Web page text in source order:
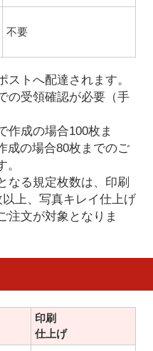
不要
トへ配達されます。
の受領確認が必要（手
作成の場合100枚ま
成の場合80枚までのご
なる規定枚数は、印刷
上、写真キレイ仕上げ
注文が対象となりま
印刷
仕上げ